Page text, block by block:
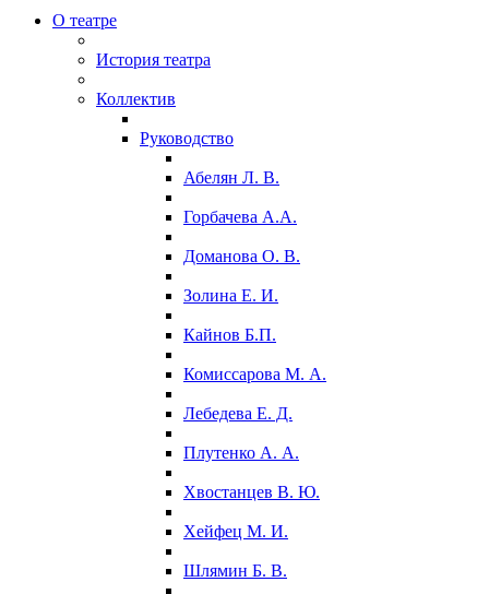
О театре
История театра
Коллектив
Руководство
Абелян Л. В.
Горбачева А.А.
Доманова О. В.
Золина Е. И.
Кайнов Б.П.
Комиссарова М. А.
Лебедева Е. Д.
Плутенко А. А.
Хвостанцев В. Ю.
Хейфец М. И.
Шлямин Б. В.